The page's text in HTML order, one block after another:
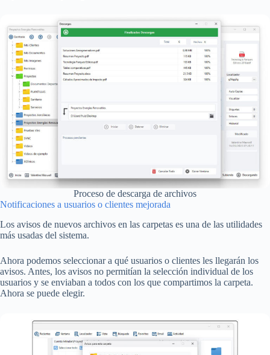
Proceso de descarga de archivos
Notificaciones a usuarios o clientes mejorada
Los avisos de nuevos archivos en las carpetas es una de las utilidades
más usadas del sistema.
Ahora podemos seleccionar a qué usuarios o clientes les llegarán los
avisos. Antes, los avisos no permitían la selección individual de los
usuarios y se enviaban a todos con los que compartimos la carpeta.
Ahora se puede elegir.